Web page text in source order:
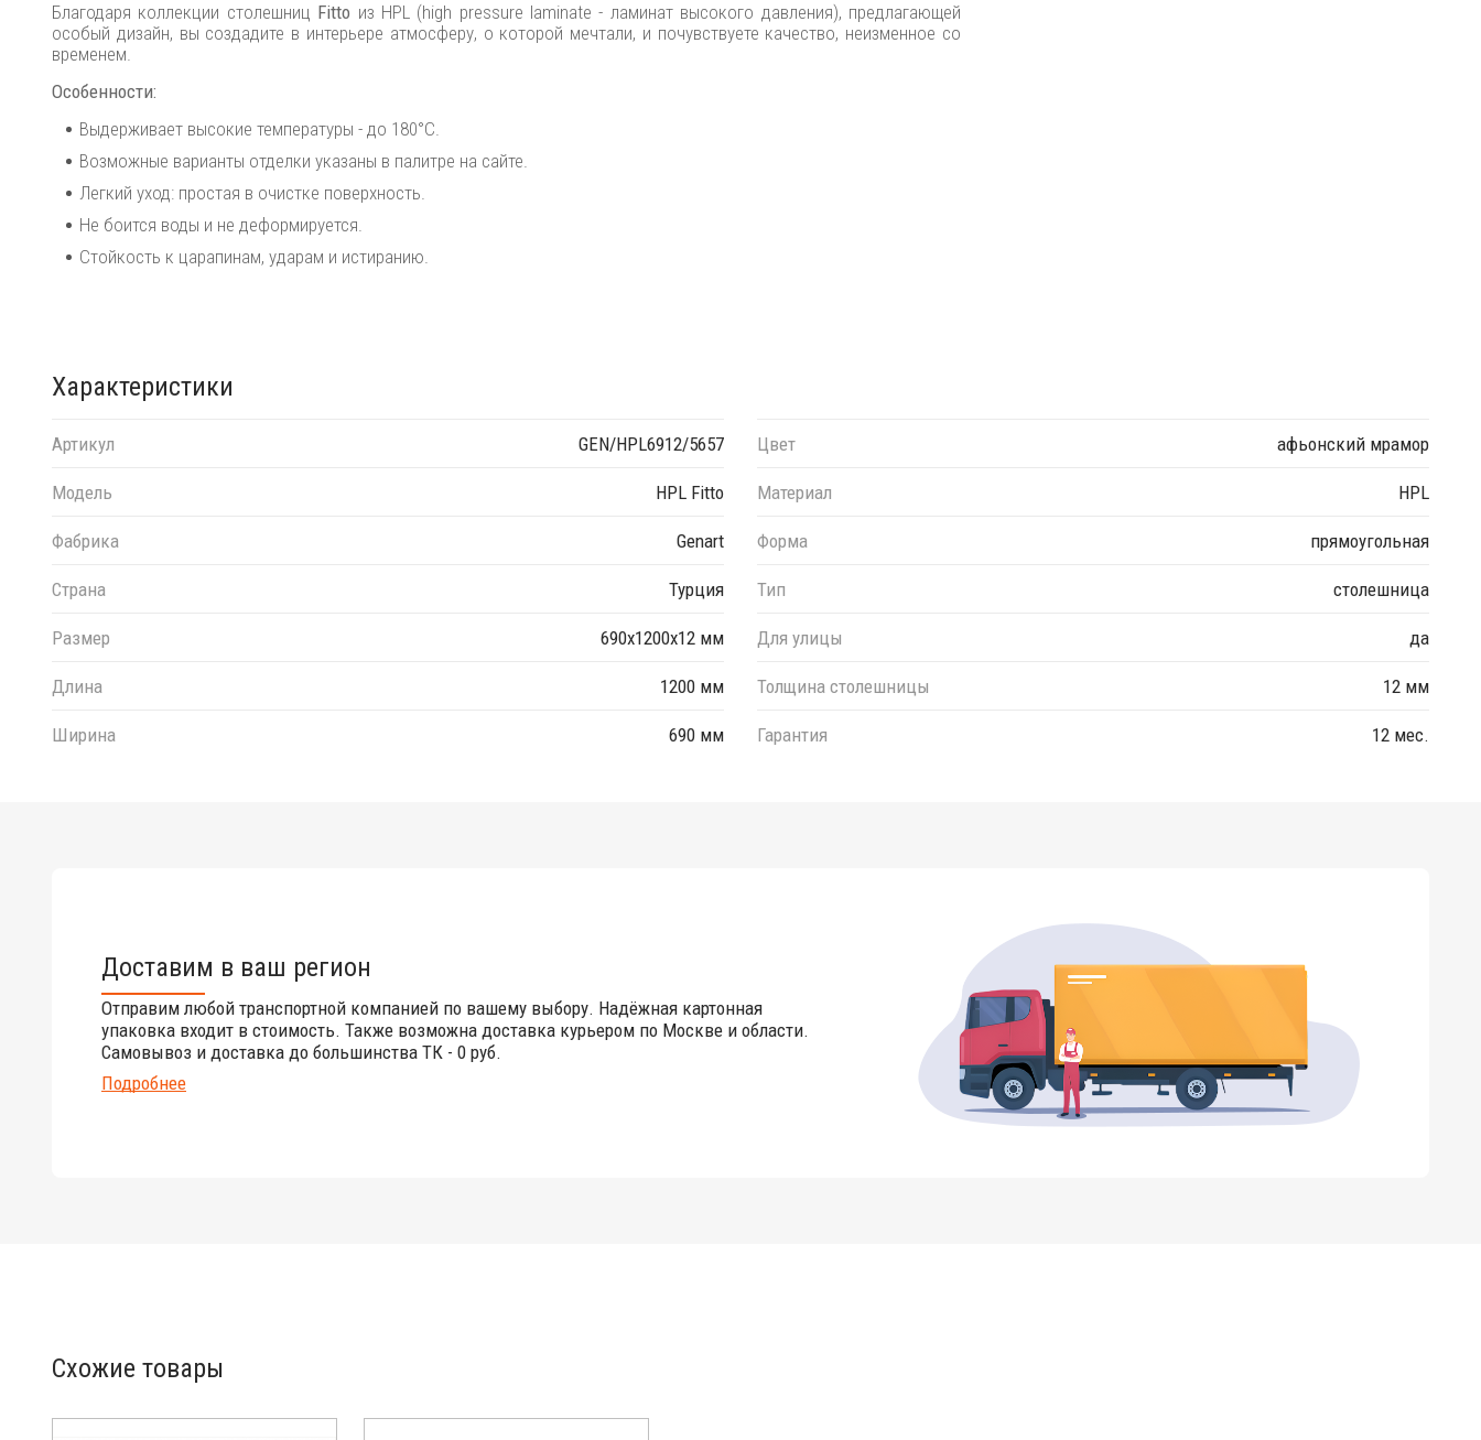
Благодаря коллекции столешниц Fitto из HPL (high pressure laminate - ламинат высокого давления), предлагающей
особый дизайн, вы создадите в интерьере атмосферу, о которой мечтали, и почувствуете качество, неизменное со
временем.
Особенности:
Выдерживает высокие температуры - до 180°C.
Возможные варианты отделки указаны в палитре на сайте.
Легкий уход: простая в очистке поверхность.
Не боится воды и не деформируется.
Стойкость к царапинам, ударам и истиранию.
Характеристики
Артикул GEN/HPL6912/5657
Модель HPL Fitto
Фабрика Genart
Страна Турция
Размер 690х1200х12 мм
Длина 1200 мм
Ширина 690 мм
Цвет афьонский мрамор
Материал HPL
Форма прямоугольная
Тип столешница
Для улицы да
Толщина столешницы 12 мм
Гарантия 12 мес.
Доставим в ваш регион
Отправим любой транспортной компанией по вашему выбору. Надёжная картонная
упаковка входит в стоимость. Также возможна доставка курьером по Москве и области.
Самовывоз и доставка до большинства ТК - 0 руб.
Подробнее
Схожие товары